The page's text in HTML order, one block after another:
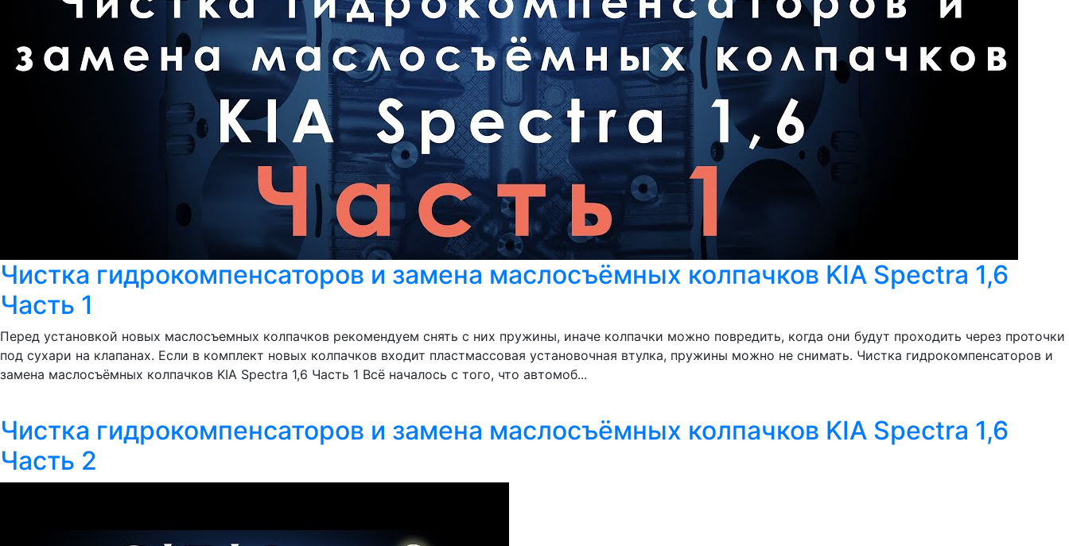
Чистка гидрокомпенсаторов и замена маслосъёмных колпачков KIA Spectra 1,6
Часть 1
Перед установкой новых маслосъемных колпачков рекомендуем снять с них пружины, иначе колпачки можно повредить, когда они будут проходить через проточки
под сухари на клапанах. Если в комплект новых колпачков входит пластмассовая установочная втулка, пружины можно не снимать. Чистка гидрокомпенсаторов и
замена маслосъёмных колпачков KIA Spectra 1,6 Часть 1 Всё началось с того, что автомоб...
Чистка гидрокомпенсаторов и замена маслосъёмных колпачков KIA Spectra 1,6
Часть 2